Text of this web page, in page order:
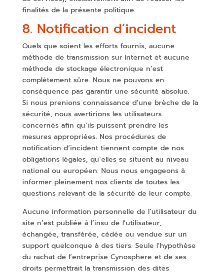
finalités de la présente politique.
8. Notification d’incident
Quels que soient les efforts fournis, aucune
méthode de transmission sur Internet et aucune
méthode de stockage électronique n’est
complètement sûre. Nous ne pouvons en
conséquence pas garantir une sécurité absolue.
Si nous prenions connaissance d’une brèche de la
sécurité, nous avertirions les utilisateurs
concernés afin qu’ils puissent prendre les
mesures appropriées. Nos procédures de
notification d’incident tiennent compte de nos
obligations légales, qu’elles se situent au niveau
national ou européen. Nous nous engageons à
informer pleinement nos clients de toutes les
questions relevant de la sécurité de leur compte.
Aucune information personnelle de l’utilisateur du
site n’est publiée à l’insu de l’utilisateur,
échangée, transférée, cédée ou vendue sur un
support quelconque à des tiers. Seule l’hypothèse
du rachat de l’entreprise Cynosphere et de ses
droits permettrait la transmission des dites